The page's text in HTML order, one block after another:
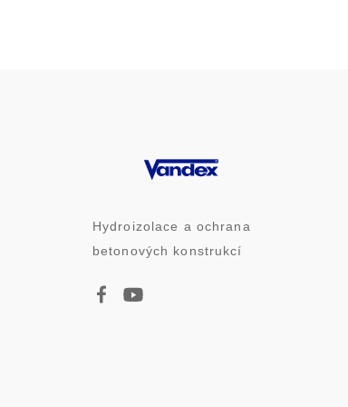
Hydroizolace a ochrana
betonových konstrukcí